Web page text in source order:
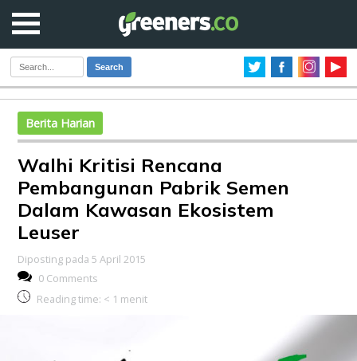
Search
Berita Harian
Walhi Kritisi Rencana
Pembangunan Pabrik Semen
Dalam Kawasan Ekosistem
Leuser
Diposting pada 5 April 2015
0 Comments
Reading time: < 1 menit